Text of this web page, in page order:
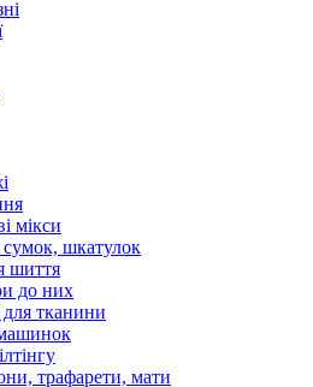
мікси
шкатулок
шиття
до них
тканини
трафарети, мати